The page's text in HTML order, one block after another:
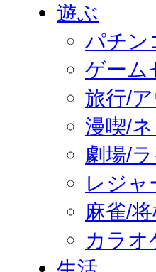
遊ぶ
パチン
ゲーム
旅行/
漫喫/
劇場/
レジャ
麻雀/
カラオ